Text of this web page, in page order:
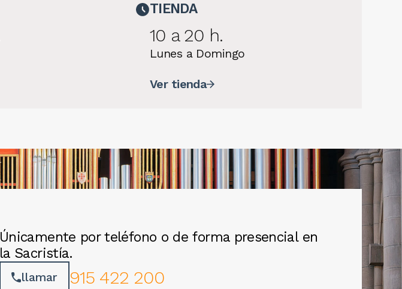
TIENDA
10 a 20 h.
Lunes a Domingo
Ver tienda
Únicamente por teléfono o de forma presencial en
la Sacristía.
llamar 915 422 200